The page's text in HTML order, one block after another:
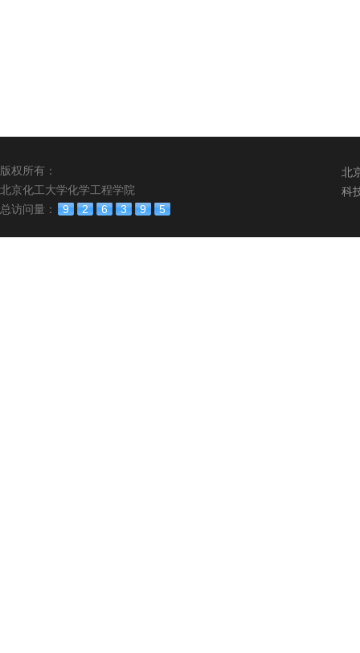
版权所有：
北京化工大学化学工程学院
总访问量：
9 2 6 3 9 5
北
科